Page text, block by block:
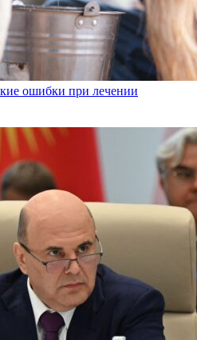
ошибки при лечении